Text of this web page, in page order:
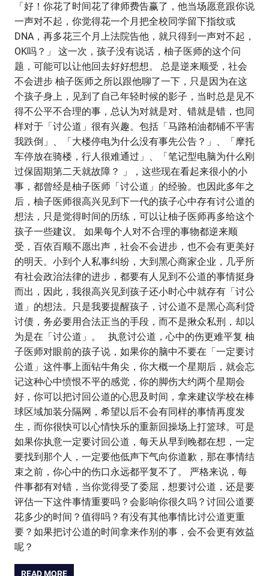
「好！你花了时间花了律师费告赢了，他当场愿意跟你说
一声对不起，你觉得花一个月把全校同学留下指纹或
DNA，再多花三个月上法院告他，就只得到一声对不起，
OK吗？」 这一次，孩子没有说话，柚子医师的这个问
题，可能可以让他回去好好想想。 总是逆来顺受，社会
不会进步 柚子医师之所以跟他聊了一下，只是因为在这
个孩子身上，见到了自己年轻时候的影子，当时总是见不
得不公平不合理的事，总认为对就是对、错就是错，也同
样对于「讨公道」很有兴趣。包括「马路柏油都铺不平害
我跌倒」、「大楼停电为什么没有事先公告？」、「摩托
车停放在骑楼，行人很难通过」、「笔记型电脑为什么刚
过保固期第二天就故障？ 」，这些现在看起来很小的小
事，都曾经是柚子医师「讨公道」的经验。也因此多年之
后，柚子医师很高兴见到下一代的孩子心中存有讨公道的
想法，只是觉得时间的历练，可以让柚子医师再多给这个
孩子一些建议。 如果每个人对不合理的事物都逆来顺
受，百依百顺不愿出声，社会不会进步，也不会有更美好
的明天。小到个人私事纠纷，大到黑心商家企业，几乎所
有社会政治法律的进步，都要有人见到不公道的事情挺身
而出，因此，我很高兴见到孩子还小时心中就存有「讨公
道」的想法。只是我要提醒孩子，讨公道不是黑心高利贷
讨债，务必要用合法正当的手段，而不是揪众私刑，却以
为是在「讨公道」。 执意讨公道，心中的伤更难平复 柚
子医师对眼前的孩子说，如果你的脑中不要在「一定要讨
公道」这件事上面钻牛角尖，你大概一个星期后，就会忘
记这种心中愤恨不平的感觉，你的脚伤大约两个星期会
好，你可以把讨回公道的心思及时间，拿来建议学校在棒
球区域加装分隔网，希望以后不会有同样的事情再度发
生，而你很快可以心情快乐的重新回操场上打篮球。可是
如果你执意一定要讨回公道，每天从早到晚都在想，一定
要找到那个人，一定要他低声下气向你道歉，那在事情结
束之前，你心中的伤口永远都平复不了。 严格来说，每
件事都有对错，当你觉得受了委屈，想要讨公道，还是要
评估一下这件事情重要吗？会影响你很久吗？讨回公道要
花多少的时间？值得吗？有没有其他事情比讨公道更重
要？如果把讨公道的时间拿来作别的事，会不会更有效益
呢？
READ MORE